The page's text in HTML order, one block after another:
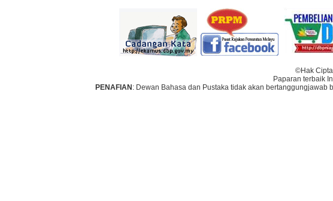
©Hak
Paparan terbaik
PENAFIAN : Dewan Bahasa dan Pustaka tidak akan